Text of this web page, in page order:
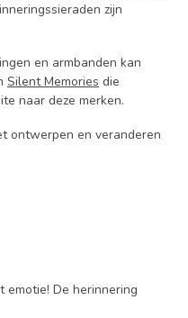
zijn
en armbanden kan
Silent Memories die
naar deze merken.
ontwerpen en veranderen
emotie! De herinnering